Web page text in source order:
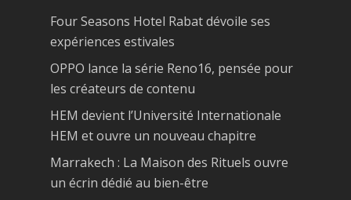
Four Seasons Hotel Rabat dévoile ses
expériences estivales
OPPO lance la série Reno16, pensée pour
les créateurs de contenu
HEM devient l’Université Internationale
HEM et ouvre un nouveau chapitre
Marrakech : La Maison des Rituels ouvre
un écrin dédié au bien-être